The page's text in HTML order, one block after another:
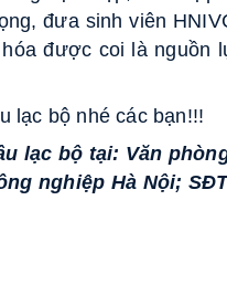
đưa sinh viên
được coi là nguồn
lạc bộ nhé các bạn!!!
lạc bộ tại: Văn
nghiệp Hà Nội;